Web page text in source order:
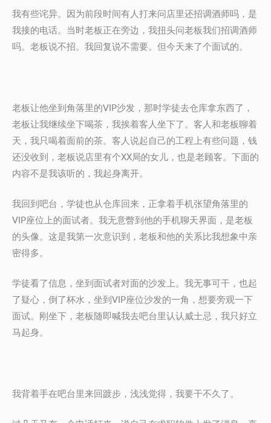
我有些诧异。因为前段时间有人打来问店里还招调酒师吗，是
我接的电话。当时老板正在旁边，我扭头问老板我们招调酒师
吗。老板说不招。我回复说不需要。但今天来了个面试的。
老板让他坐到角落里的VIP沙发，那时学徒去仓库拿东西了，
老板让我继续坐下喝茶，我挨着客人坐下了。客人和老板聊着
天，我只喝着面前的茶。客人说起自己的工程上有些问题，钱
还没收到，老板说店里有个XX局的女儿，也是老顾客。下面的
内容不是我该听的，我起身离开。
我回到吧台，学徒也从仓库回来，正拿着手机张望角落里的
VIP座位上的面试者。我无意瞥到他的手机聊天界面，是老板
的头像。这是我第一次意识到，老板和他的关系比我想象中亲
密得多。
学徒看了信息，坐到面试者对面的沙发上。我无事可干，也起
了疑心，倒了杯水，坐到VIP座位沙发的一角，想要旁观一下
面试。刚坐下，老板随即喊我去吧台里认认威士忌，我只好立
马起身。
我背着手在吧台里来回踱步，浅浅觉得，我要干不久了。